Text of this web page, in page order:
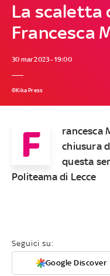
La scaletta
Francesca
30 mar 2023 - 19:00
©Kika Press
F
rancesca
chiusura
questa
Politeama di Lecce
Seguici su:
Google Discover